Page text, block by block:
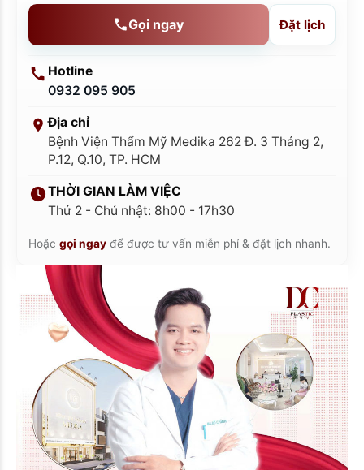
Gọi ngay Đặt lịch
Hotline
0932 095 905
Địa chỉ
Bệnh Viện Thẩm Mỹ Medika 262 Đ. 3 Tháng 2,
P.12, Q.10, TP. HCM
THỜI GIAN LÀM VIỆC
Thứ 2 - Chủ nhật: 8h00 - 17h30
Hoặc gọi ngay để được tư vấn miễn phí & đặt lịch nhanh.